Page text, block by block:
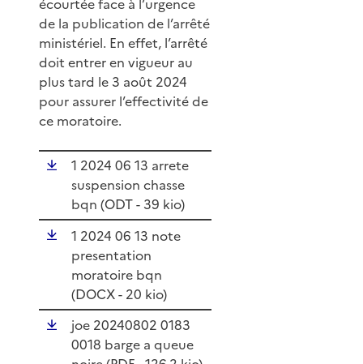
de la publication de l’arrêté
ministériel. En effet, l’arrêté
doit entrer en vigueur au
plus tard le 3 août 2024
pour assurer l’effectivité de
ce moratoire.
1 2024 06 13 arrete
suspension chasse
bqn (ODT- 39 kio)
1 2024 06 13 note
presentation
moratoire bqn
(DOCX- 20 kio)
joe 20240802 0183
0018 barge a queue